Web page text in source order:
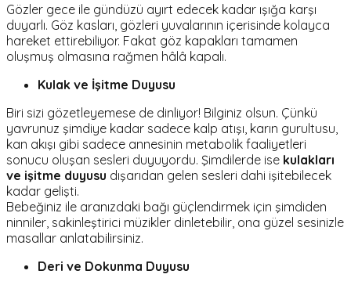
Gözler gece ile gündüzü ayırt edecek kadar ışığa karşı
duyarlı. Göz kasları, gözleri yuvalarının içerisinde kolayca
hareket ettirebiliyor. Fakat göz kapakları tamamen
oluşmuş olmasına rağmen hâlâ kapalı.
Kulak ve İşitme Duyusu
Biri sizi gözetleyemese de dinliyor! Bilginiz olsun. Çünkü
yavrunuz şimdiye kadar sadece kalp atışı, karın gurultusu,
kan akışı gibi sadece annesinin metabolik faaliyetleri
sonucu oluşan sesleri duyuyordu. Şimdilerde ise kulakları
ve işitme duyusu dışarıdan gelen sesleri dahi işitebilecek
kadar gelişti.
Bebeğiniz ile aranızdaki bağı güçlendirmek için şimdiden
ninniler, sakinleştirici müzikler dinletebilir, ona güzel sesinizle
masallar anlatabilirsiniz.
Deri ve Dokunma Duyusu